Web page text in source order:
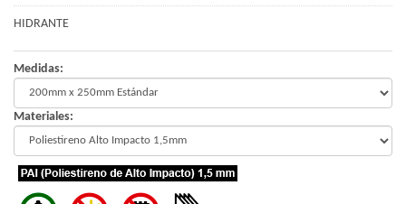
HIDRANTE
Medidas:
Materiales: